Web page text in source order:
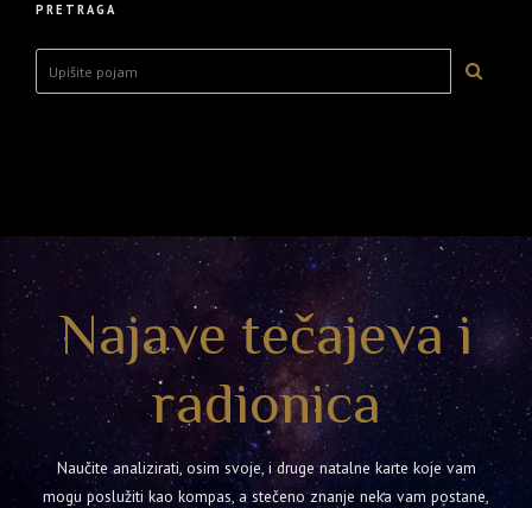
PRETRAGA
Najave tečajeva i
radionica
Naučite analizirati, osim svoje, i druge natalne karte koje vam
mogu poslužiti kao kompas, a stečeno znanje neka vam postane,